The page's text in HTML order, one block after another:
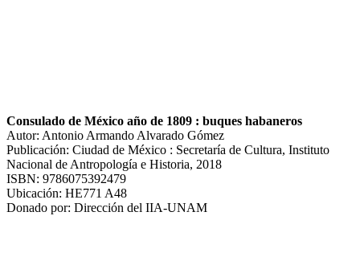
Consulado de México año de 1809 : buques habaneros
Autor: Antonio Armando Alvarado Gómez
Publicación: Ciudad de México : Secretaría de Cultura, Instituto
Nacional de Antropología e Historia, 2018
ISBN: 9786075392479
Ubicación: HE771 A48
Donado por: Dirección del IIA-UNAM